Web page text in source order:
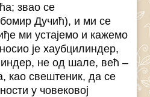
звао се
Дучић), и ми се
ми устајемо и кажемо
је хаубцилиндер,
не од шале, већ –
као свештеник, да се
у човековој